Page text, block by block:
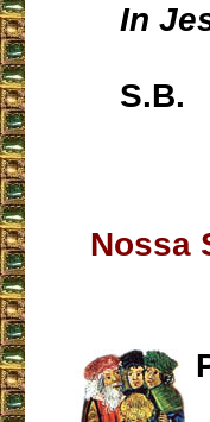
In
S.B.
Nossa